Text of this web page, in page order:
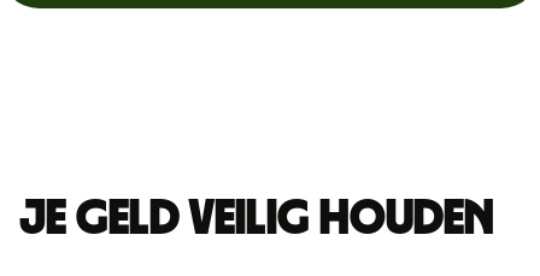
Je geld veilig houden